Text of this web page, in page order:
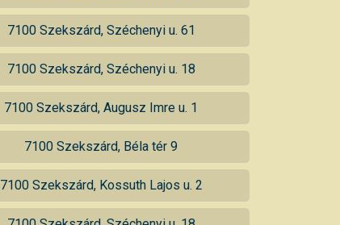
7100 Szekszárd, Széchenyi u. 61
7100 Szekszárd, Széchenyi u. 18
7100 Szekszárd, Augusz Imre u. 1
7100 Szekszárd, Béla tér 9
7100 Szekszárd, Kossuth Lajos u. 2